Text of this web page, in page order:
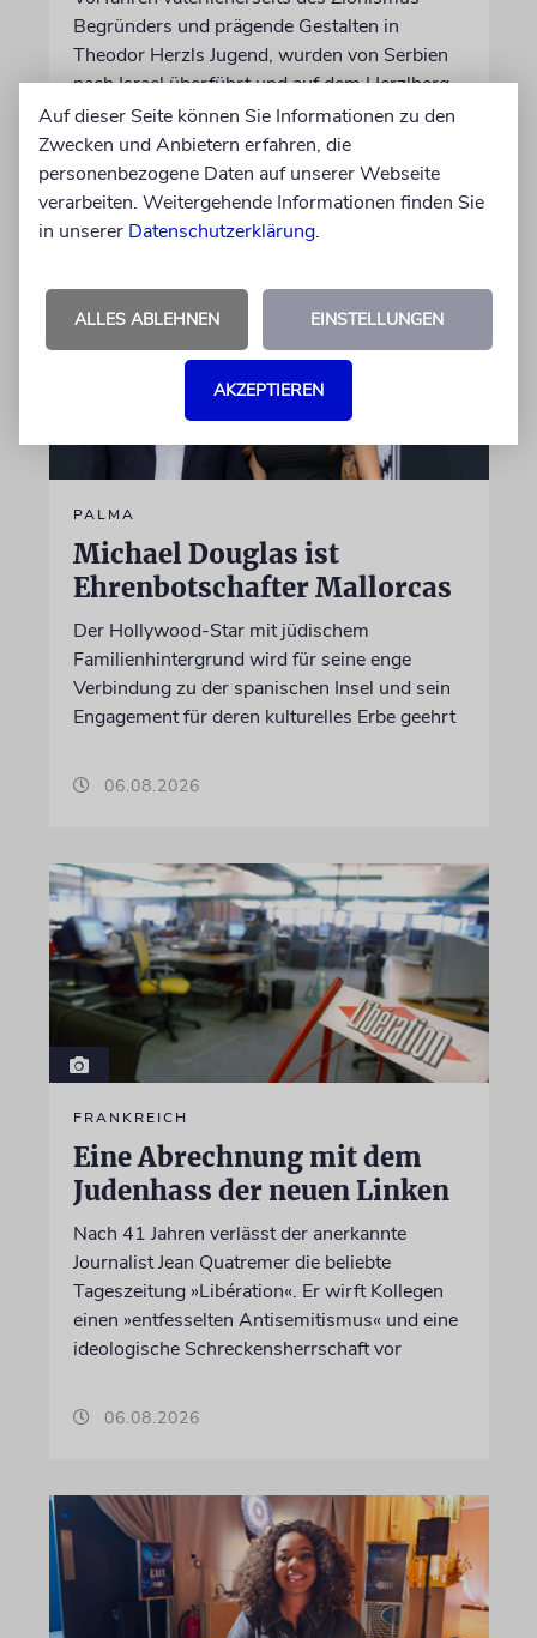
Begründers und prägende Gestalten in
Theodor Herzls Jugend, wurden von Serbien
nach Israel überführt und auf dem Herzlberg
beigesetzt
06.08.2026
PALMA
Michael Douglas ist
Ehrenbotschafter Mallorcas
Der Hollywood-Star mit jüdischem
Familienhintergrund wird für seine enge
Verbindung zu der spanischen Insel und sein
Engagement für deren kulturelles Erbe geehrt
06.08.2026
FRANKREICH
Eine Abrechnung mit dem
Judenhass der neuen Linken
Nach 41 Jahren verlässt der anerkannte
Journalist Jean Quatremer die beliebte
Tageszeitung »Libération«. Er wirft Kollegen
einen »entfesselten Antisemitismus« und eine
ideologische Schreckensherrschaft vor
06.08.2026
Auf dieser Seite können Sie Informationen zu den
Zwecken und Anbietern erfahren, die
personenbezogene Daten auf unserer Webseite
verarbeiten. Weitergehende Informationen finden Sie
in unserer Datenschutzerklärung.
ALLES ABLEHNEN EINSTELLUNGEN
AKZEPTIEREN